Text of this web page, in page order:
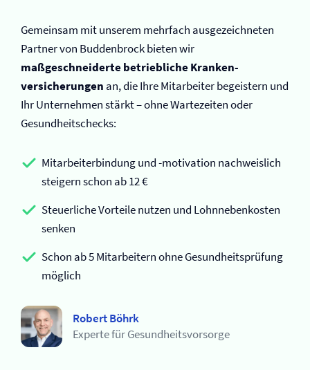
Gemeinsam mit unserem mehrfach ausgezeichneten
Partner von Buddenbrock bieten wir
maßgeschneiderte betriebliche Kranken­
versicherungen an, die Ihre Mitarbeiter begeistern und
Ihr Unternehmen stärkt – ohne Wartezeiten oder
Gesundheitschecks:
Mitarbeiterbindung und -motivation nachweislich
steigern schon ab 12 €
Steuerliche Vorteile nutzen und Lohnnebenkosten
senken
Schon ab 5 Mitarbeitern ohne Gesundheitsprüfung
möglich
Robert Böhrk
Experte für Gesundheitsvorsorge